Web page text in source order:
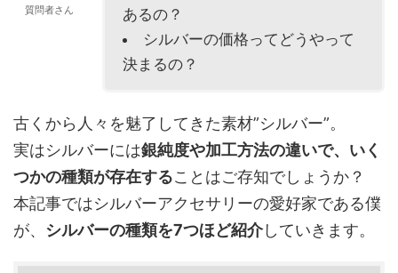
質問者さん
あるの？
シルバーの価格ってどうやって
決まるの？
古くから人々を魅了してきた素材”シルバー”。
実はシルバーには銀純度や加工方法の違いで、いく
つかの種類が存在することはご存知でしょうか？
本記事ではシルバーアクセサリーの愛好家である僕
が、 シルバーの種類を7つほど紹介していきます。